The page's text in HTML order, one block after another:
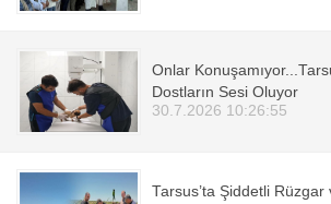
Onlar
Dostların Sesi Oluyor
30.7.2026 10:26:55
Tarsus’ta Şiddetli Rüzgar